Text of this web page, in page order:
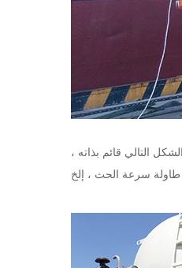
التالي قائم بذاته ،